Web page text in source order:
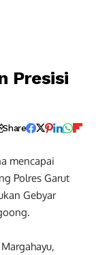
Presisi
Share
mencapai
Polres Garut
Gebyar